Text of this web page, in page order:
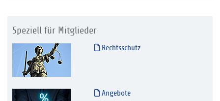
Speziell für Mitglieder
Rechtsschutz
Angebote